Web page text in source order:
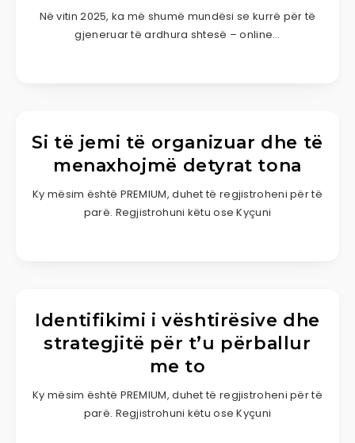
Në vitin 2025, ka më shumë mundësi se kurrë për të
gjeneruar të ardhura shtesë – online…
Si të jemi të organizuar dhe të
menaxhojmë detyrat tona
Ky mësim është PREMIUM, duhet të regjistroheni për të
parë. Regjistrohuni këtu ose Kyçuni
Identifikimi i vështirësive dhe
strategjitë për t’u përballur
me to
Ky mësim është PREMIUM, duhet të regjistroheni për të
parë. Regjistrohuni këtu ose Kyçuni